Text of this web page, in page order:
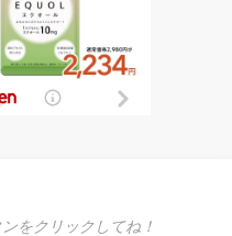
をクリックしてね！